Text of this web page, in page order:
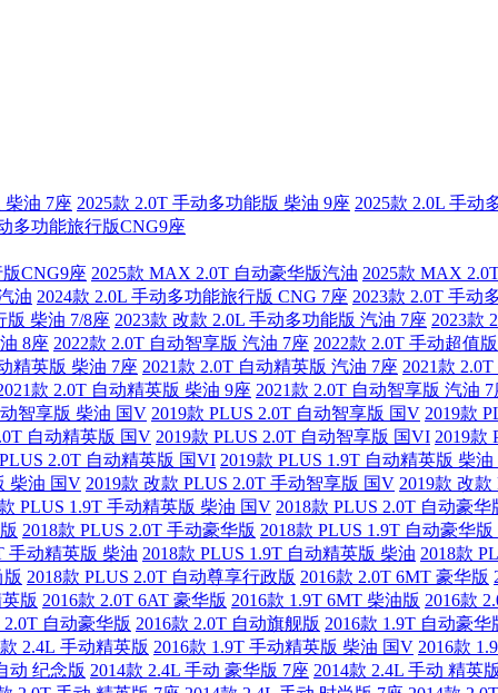
柴油 7座 2025款 2.0T 手动多功能版 柴油 9座 2025款 2.0L 手动
多功能旅行版CNG9座
CNG9座 2025款 MAX 2.0T 自动豪华版汽油 2025款 MAX
油 2024款 2.0L 手动多功能旅行版 CNG 7座 2023款 2.0T 手动
版 柴油 7/8座 2023款 改款 2.0L 手动多功能版 汽油 7座 2023款
8座 2022款 2.0T 自动智享版 汽油 7座 2022款 2.0T 手动超值
精英版 柴油 7座 2021款 2.0T 自动精英版 汽油 7座 2021款
款 2.0T 自动精英版 柴油 9座 2021款 2.0T 自动智享版 汽油 7
智享版 柴油 国V 2019款 PLUS 2.0T 自动智享版 国V 2019款
自动精英版 国V 2019款 PLUS 2.0T 自动智享版 国VI 2019款
2.0T 自动精英版 国VI 2019款 PLUS 1.9T 自动精英版 柴
柴油 国V 2019款 改款 PLUS 2.0T 手动智享版 国V 2019款 改
PLUS 1.9T 手动精英版 柴油 国V 2018款 PLUS 2.0T 自动豪华
2018款 PLUS 2.0T 手动豪华版 2018款 PLUS 1.9T 自动豪华版
手动精英版 柴油 2018款 PLUS 1.9T 自动精英版 柴油 2018款
2018款 PLUS 2.0T 自动尊享行政版 2016款 2.0T 6MT 豪华版
版 2016款 2.0T 6AT 豪华版 2016款 1.9T 6MT 柴油版 2016款
2.0T 自动豪华版 2016款 2.0T 自动旗舰版 2016款 1.9T 自动豪
2.4L 手动精英版 2016款 1.9T 手动精英版 柴油 国V 2016款
动 纪念版 2014款 2.4L 手动 豪华版 7座 2014款 2.4L 手动 精英